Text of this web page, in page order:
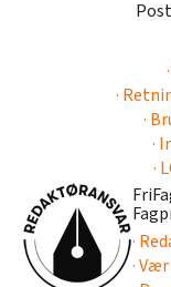
·
·
·
·
·
·